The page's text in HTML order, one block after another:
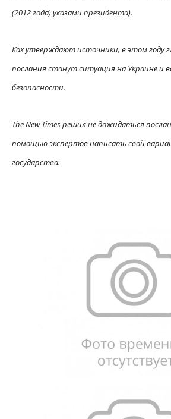
(2012 года) указами президента).
Как утверждают источники, в этом году
послания станут ситуация на Украине и
безопасности.
The New Times решил не дожидаться
помощью экспертов написать свой
государства.